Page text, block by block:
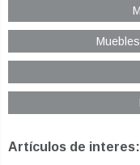
Artículos de interes: